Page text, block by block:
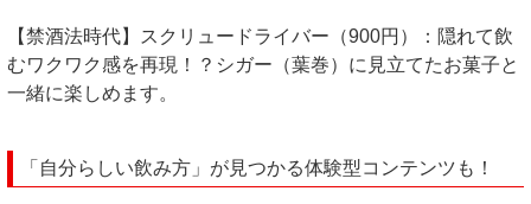
【禁酒法時代】スクリュードライバー（900円）：隠れて飲
むワクワク感を再現！？シガー（葉巻）に見立てたお菓子と
一緒に楽しめます。
「自分らしい飲み方」が見つかる体験型コンテンツも！